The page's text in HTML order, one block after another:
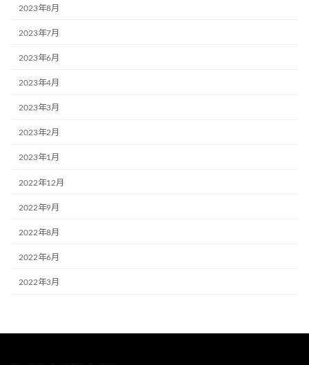
2023年8月
2023年7月
2023年6月
2023年4月
2023年3月
2023年2月
2023年1月
2022年12月
2022年9月
2022年8月
2022年6月
2022年3月